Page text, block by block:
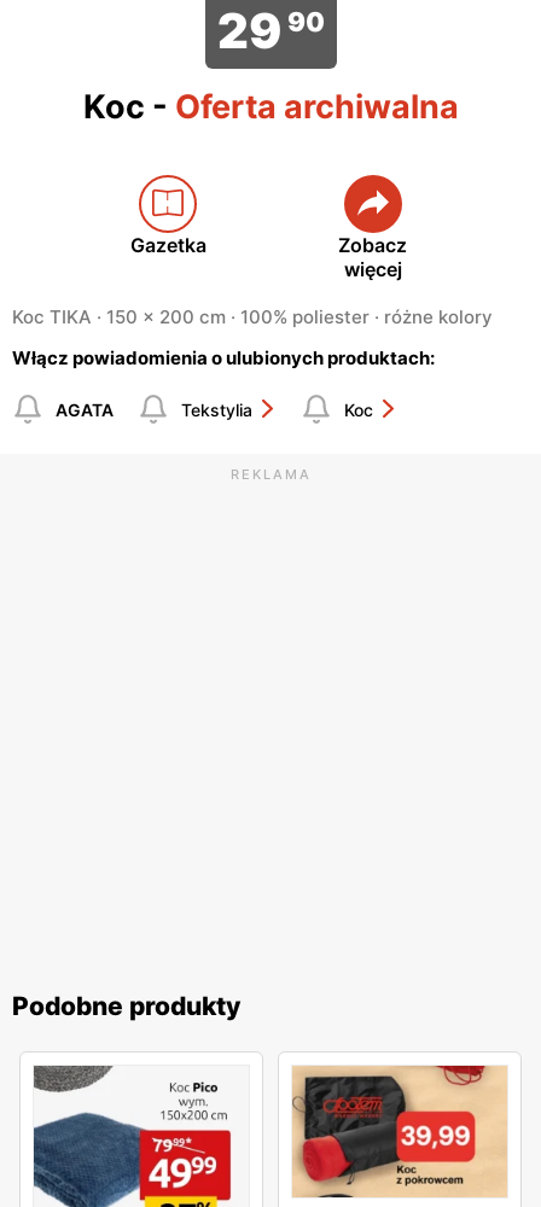
29 90
Koc - Oferta archiwalna
Gazetka
Zobacz
więcej
Koc TIKA · 150 x 200 cm · 100% poliester · różne kolory
Włącz powiadomienia o ulubionych produktach:
AGATA Tekstylia Koc
REKLAMA
Podobne produkty